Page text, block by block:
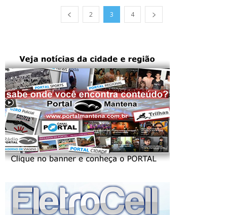
2 3 4